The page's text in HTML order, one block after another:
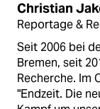
Christian
Reportage &
Seit 2006 bei
Bremen, seit
Recherche. Im
"Endzeit. Die